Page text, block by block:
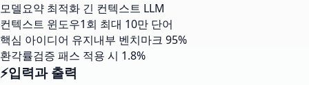
모델요약 최적화 긴 컨텍스트 LLM
컨텍스트 윈도우1회 최대 10만 단어
핵심 아이디어 유지내부 벤치마크 95%
환각률검증 패스 적용 시 1.8%
⚡입력과 출력